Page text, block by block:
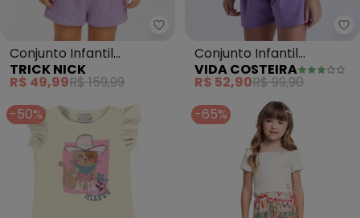
Trick Nick - Conjunto Infantil
Conjunto Infantil
Feminino Blusa Short
(Bege)
TRICK NICK
R$ 49,99R$ 159,99
Conjunto Infantil
Cropped Transpassado
(Off White)
VIDA COSTEIRA
R$ 52,90R$ 99,90
-50%
-65%